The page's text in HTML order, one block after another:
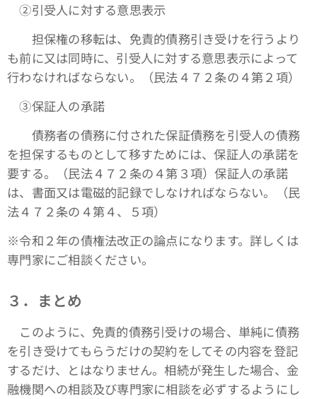
➁引受人に対する意思表示
担保権の移転は、免責的債務引き受けを行うより
も前に又は同時に、引受人に対する意思表示によって
行わなければならない。（民法４７２条の４第２項）
③保証人の承諾
債務者の債務に付された保証債務を引受人の債務
を担保するものとして移すためには、保証人の承諾を
要する。（民法４７２条の４第３項）保証人の承諾
は、書面又は電磁的記録でしなければならない。（民
法４７２条の４第４、５項）
※令和２年の債権法改正の論点になります。詳しくは
専門家にご相談ください。
３．まとめ
このように、免責的債務引受けの場合、単純に債務
を引き受けてもらうだけの契約をしてその内容を登記
するだけ、とはなりません。相続が発生した場合、金
融機関への相談及び専門家に相談を必ずするようにし